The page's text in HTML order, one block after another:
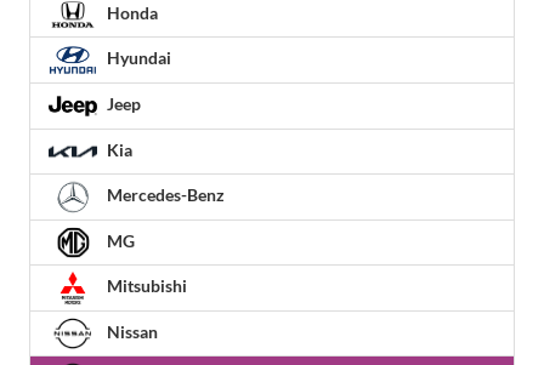
Honda
Hyundai
Jeep
Kia
Mercedes-Benz
MG
Mitsubishi
Nissan